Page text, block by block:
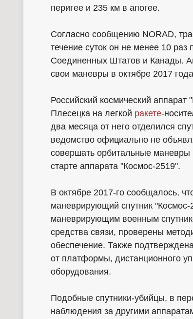
перигее и 235 км в апогее.
Согласно сообщению NORAD,
течение суток он не менее 10
Соединенных Штатов и Канады.
свои маневры в октябре 2017
Российский космический
Плесецка на легкой ракете-
два месяца от него отделился
ведомство официально не
совершать орбитальные маневры
старте аппарата "Космос-2519".
В октябре 2017-го сообщалось,
маневрирующий спутник
маневрирующим военным
средства связи, проверены
обеспечение. Также
от платформы, дистанционного
оборудования.
Подобные спутники-убийцы, в
наблюдения за другими